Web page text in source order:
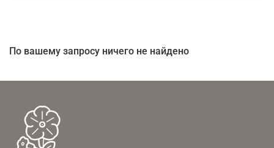
По вашему запросу ничего не найдено